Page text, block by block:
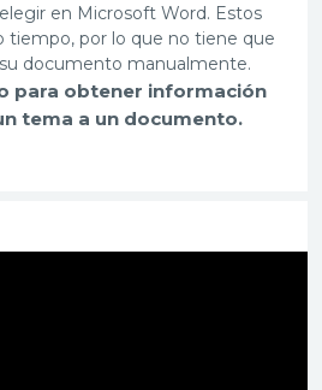
en Microsoft Word. Estos
tiempo, por lo que no tiene que
documento manualmente.
para obtener información
tema a un documento.